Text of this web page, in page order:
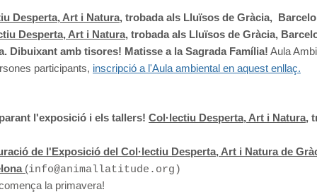
Desperta, Art i Natura, trobada als Lluïsos de Gràcia,
Desperta, Art i Natura, trobada als Lluïsos de Gràcia,
Dibuixant amb tisores! Matisse a la Sagrada Família! Aula
participants, inscripció a l'Aula ambiental en aquest enllaç.
l'exposició i els tallers! Col·lectiu Desperta, Art i Natura,
de l'Exposició del Col·lectiu Desperta, Art i Natura de
(info@animallatitude.org )
la primavera!